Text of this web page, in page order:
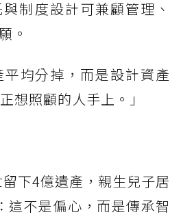
制度設計可兼顧管理、
。
平均分掉，而是設計資產
想照顧的人手上。」
下4億遺產，親生兒子居
這不是偏心，而是傳承智